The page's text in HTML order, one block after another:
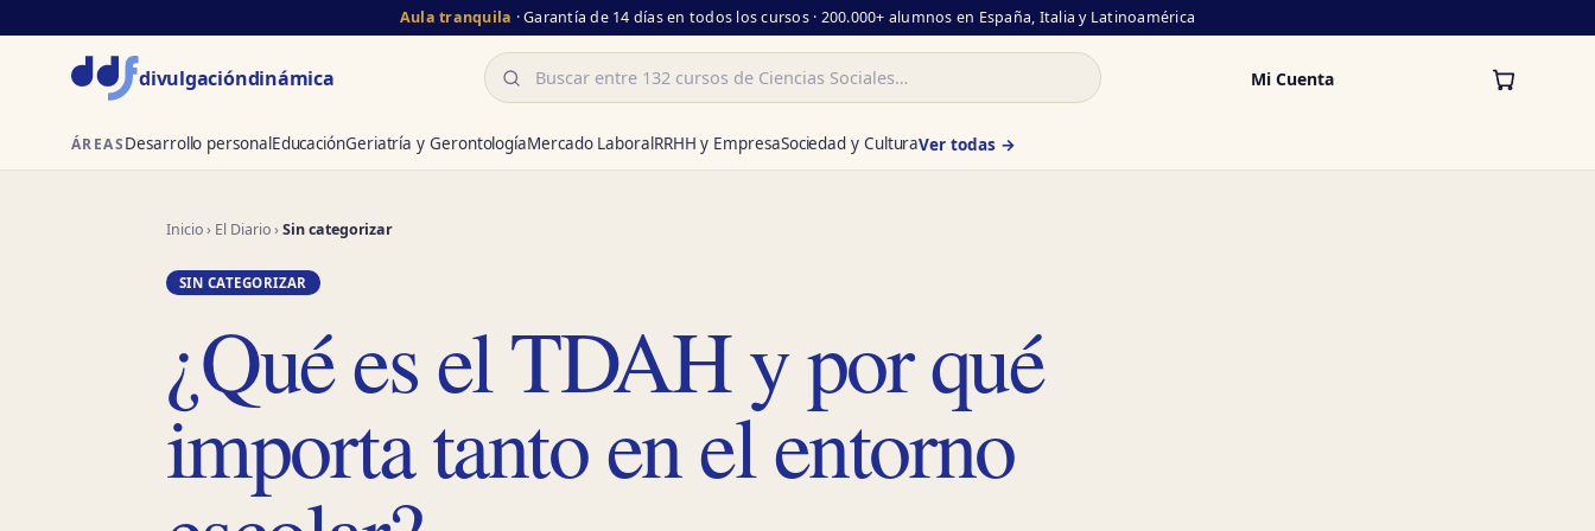
Aula tranquila · Garantía de 14 días en todos los cursos · 200.000+ alumnos en España, Italia y Latinoamérica
divulgacióndinámica Buscar Mi Cuenta
ÁREASDesarrollo personalEducaciónGeriatría y GerontologíaMercado LaboralRRHH y EmpresaSociedad y CulturaVer todas →
Inicio› El Diario›Sin categorizar
SIN CATEGORIZAR
¿Qué es el TDAH y por qué
importa tanto en el entorno